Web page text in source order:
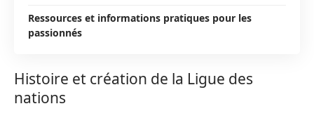
Ressources et informations pratiques pour les
passionnés
Histoire et création de la Ligue des
nations